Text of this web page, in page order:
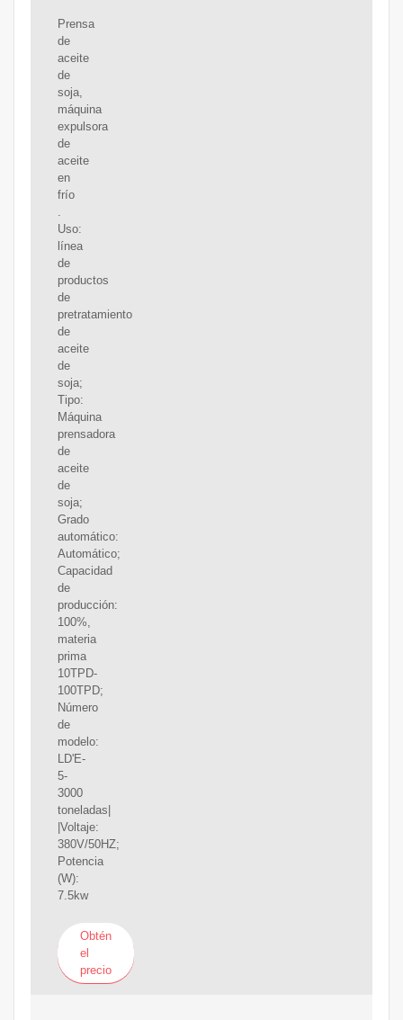
Prensa
de
aceite
de
soja,
máquina
expulsora
de
aceite
en
frío
.
Uso:
línea
de
productos
de
pretratamiento
de
aceite
de
soja;
Tipo:
Máquina
prensadora
de
aceite
de
soja;
Grado
automático:
Automático;
Capacidad
de
producción:
100%,
materia
prima
10TPD-
100TPD;
Número
de
modelo:
LD'E-
5-
3000
toneladas|
|Voltaje:
380V/50HZ;
Potencia
(W):
7.5kw
Obtén
el
precio